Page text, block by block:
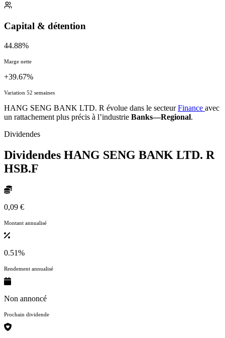
Capital & détention
44.88%
Marge nette
+39.67%
Variation 52 semaines
HANG SENG BANK LTD. R évolue dans le secteurFinance avec
un rattachement plus précis à l’industrie Banks—Regional.
Dividendes
Dividendes HANG SENG BANK LTD. R
HSB.F
0,09 €
Montant annualisé
0.51%
Rendement annualisé
Non annoncé
Prochain dividende